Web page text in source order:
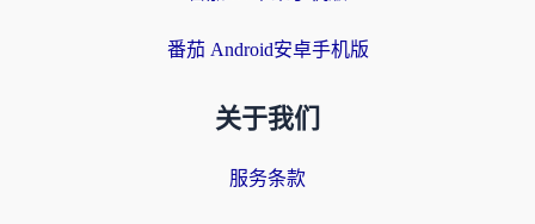
番茄 Android安卓手机版
关于我们
服务条款